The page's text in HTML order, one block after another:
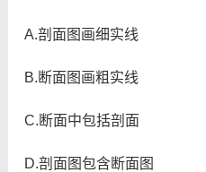
A.剖面图画细实线
B.断面图画粗实线
C.断面中包括剖面
D.剖面图包含断面图